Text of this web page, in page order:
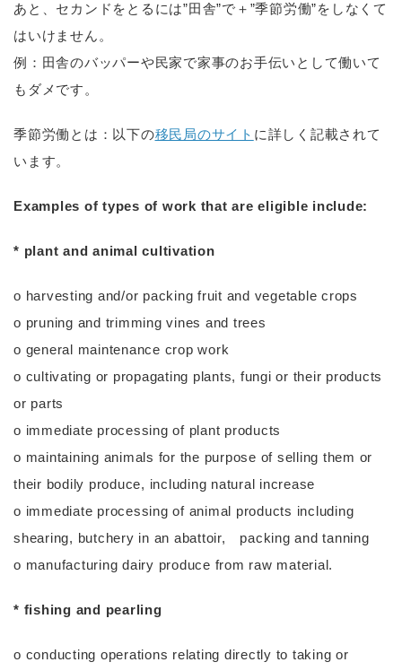
あと、セカンドをとるには”田舎”で＋”季節労働”をしなくて
はいけません。
例：田舎のバッパーや民家で家事のお手伝いとして働いて
もダメです。
季節労働とは：以下の移民局のサイト に詳しく記載されて
います。
Examples of types of work that are eligible include:
* plant and animal cultivation
o harvesting and/or packing fruit and vegetable crops
o pruning and trimming vines and trees
o general maintenance crop work
o cultivating or propagating plants, fungi or their products
or parts
o immediate processing of plant products
o maintaining animals for the purpose of selling them or
their bodily produce, including natural increase
o immediate processing of animal products including
shearing, butchery in an abattoir, packing and tanning
o manufacturing dairy produce from raw material.
* fishing and pearling
o conducting operations relating directly to taking or